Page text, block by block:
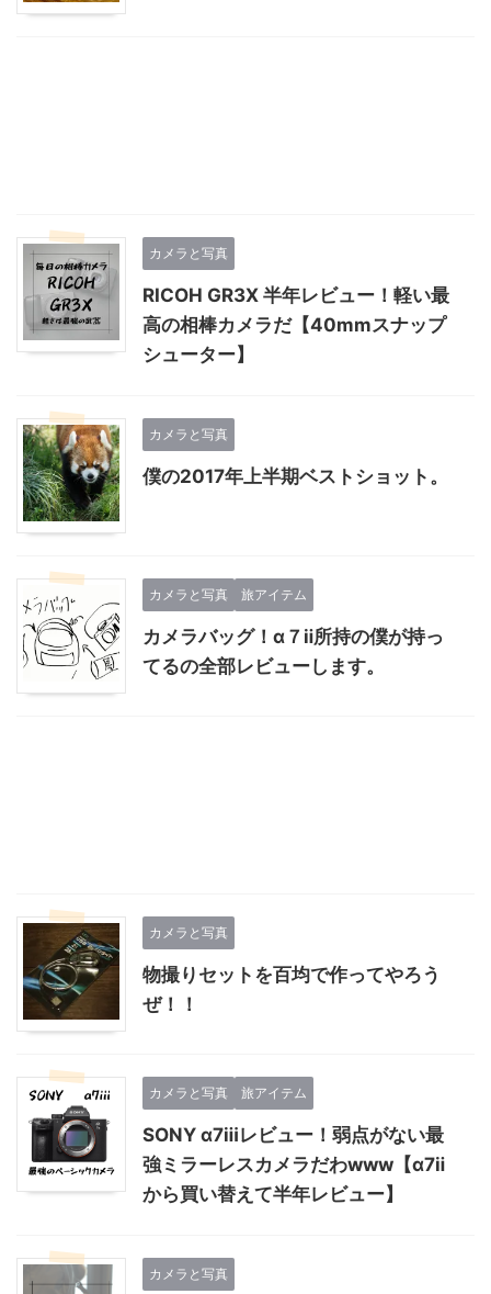
カメラと写真
RICOH GR3X 半年レビュー！軽い最
高の相棒カメラだ【40mmスナップ
シューター】
カメラと写真
僕の2017年上半期ベストショット。
カメラと写真 旅アイテム
カメラバッグ！α７ⅱ所持の僕が持っ
てるの全部レビューします。
カメラと写真
物撮りセットを百均で作ってやろう
ぜ！！
カメラと写真 旅アイテム
SONY α7ⅲレビュー！弱点がない最
強ミラーレスカメラだわwww【α7ⅱ
から買い替えて半年レビュー】
カメラと写真